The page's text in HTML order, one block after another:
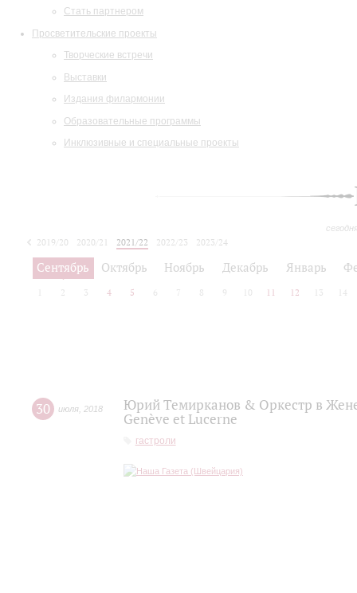
Стать партнером
Просветительские проекты
Творческие встречи
Выставки
Издания филармонии
Образовательные программы
Инклюзивные и специальные проекты
2019/20 2020/21 2021/22 2022/23
2023/24
2024/25
2025/26
Сентябрь Октябрь Ноябрь Декабрь Январь
2 3 4 5 6 7 8 9 10 11 12 13 14
30 июля 2018
Юрий Темирканов & Оркестр в
Genève et Lucerne
гастроли